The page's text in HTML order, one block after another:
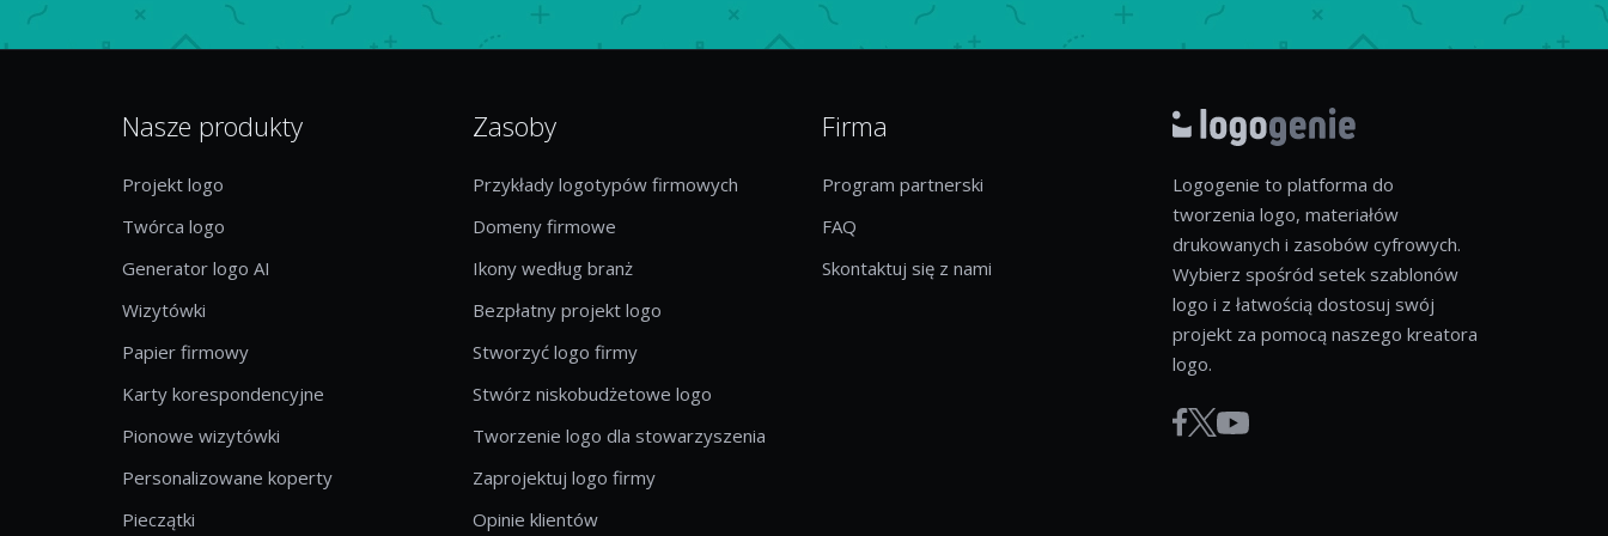
Nasze produkty
Projekt logo
Twórca logo
Generator logo AI
Wizytówki
Papier firmowy
Karty korespondencyjne
Pionowe wizytówki
Personalizowane koperty
Pieczątki
Zasoby
Przykłady logotypów firmowych
Domeny firmowe
Ikony według branż
Bezpłatny projekt logo
Stworzyć logo firmy
Stwórz niskobudżetowe logo
Tworzenie logo dla stowarzyszenia
Zaprojektuj logo firmy
Opinie klientów
Firma
Program partnerski
FAQ
Skontaktuj się z nami
Logogenie to platforma do
tworzenia logo, materiałów
drukowanych i zasobów cyfrowych.
Wybierz spośród setek szablonów
logo i z łatwością dostosuj swój
projekt za pomocą naszego kreatora
logo.